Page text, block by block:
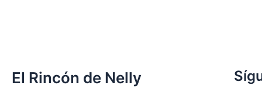
El Rincón de Nelly